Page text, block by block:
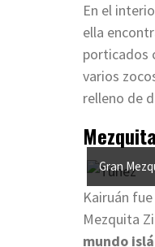
En el
ella
porticados
varios
relleno de
Gran
Kairuán
Mezquita
mundo